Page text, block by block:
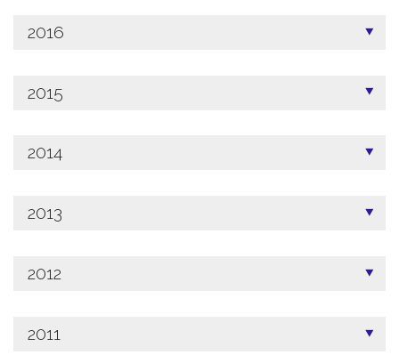
2016
2015
2014
2013
2012
2011